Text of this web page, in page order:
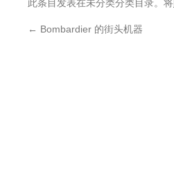
此条目发表在未分类分类目录。将
← Bombardier 的街头机器